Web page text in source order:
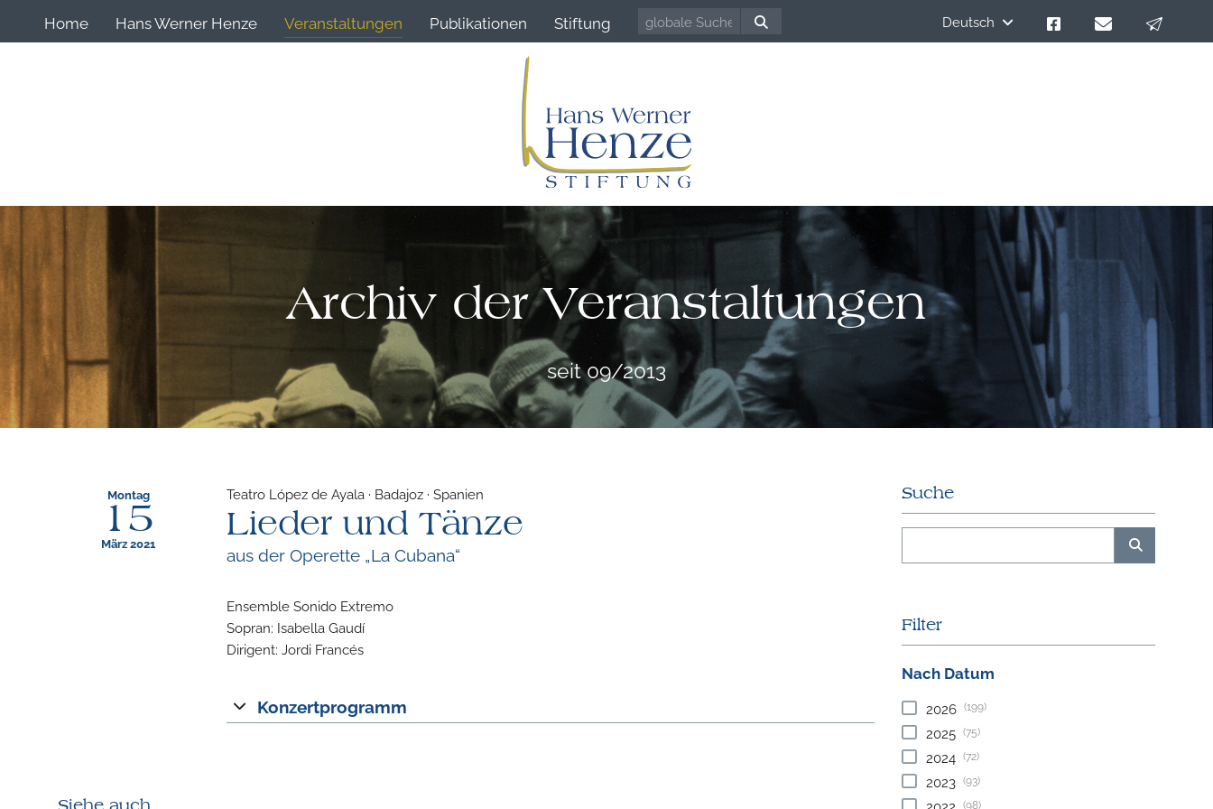
Home Hans Werner Henze Veranstaltungen Publikationen Stiftung Deutsch
Archiv der Veranstaltungen
seit 09/2013
Montag
15
März 2021
Teatro López de Ayala · Badajoz · Spanien
Lieder und Tänze
aus der Operette „La Cubana“
Ensemble Sonido Extremo
Sopran: Isabella Gaudí
Dirigent: Jordi Francés
Konzertprogramm
Siehe auch
Suche
Filter
Nach Datum
2026 (199)
2025 (75)
2024 (72)
2023 (93)
2022 (98)